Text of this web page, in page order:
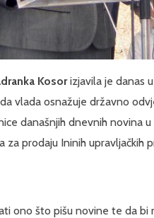
Kosorizjavila je danas
vlada osnažuje državno
današnjih dnevnih novina
za prodaju Ininih upravljačkih
ono što pišu novine te da